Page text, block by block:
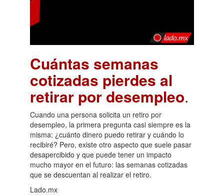
Cuántas semanas
cotizadas pierdes al
retirar por desempleo.
Cuando una persona solicita un retiro por
desempleo, la primera pregunta casi siempre es la
misma: ¿cuánto dinero puedo retirar y cuándo lo
recibiré? Pero, existe otro aspecto que suele pasar
desapercibido y que puede tener un impacto
mucho mayor en el futuro: las semanas cotizadas
que se descuentan al realizar el retiro.
Lado.mx